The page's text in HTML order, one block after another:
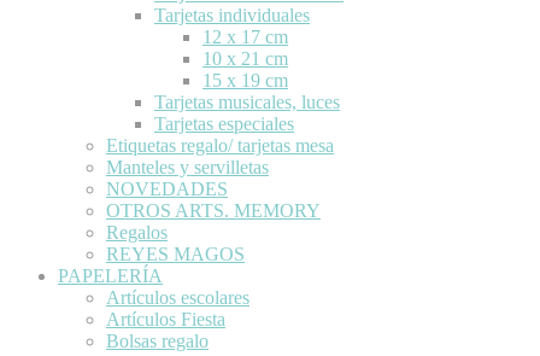
Tarjetas individuales
12 x 17 cm
10 x 21 cm
15 x 19 cm
Tarjetas musicales, luces
Tarjetas especiales
Etiquetas regalo/ tarjetas mesa
Manteles y servilletas
NOVEDADES
OTROS ARTS. MEMORY
Regalos
REYES MAGOS
PAPELERÍA
Artículos escolares
Artículos Fiesta
Bolsas regalo